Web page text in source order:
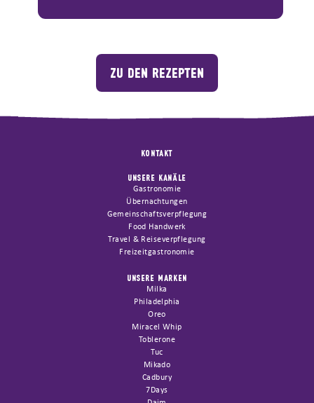
ZU DEN REZEPTEN
KONTAKT
UNSERE KANÄLE
Gastronomie
Übernachtungen
Gemeinschaftsverpflegung
Food Handwerk
Travel & Reiseverpflegung
Freizeitgastronomie
UNSERE MARKEN
Milka
Philadelphia
Oreo
Miracel Whip
Toblerone
Tuc
Mikado
Cadbury
7Days